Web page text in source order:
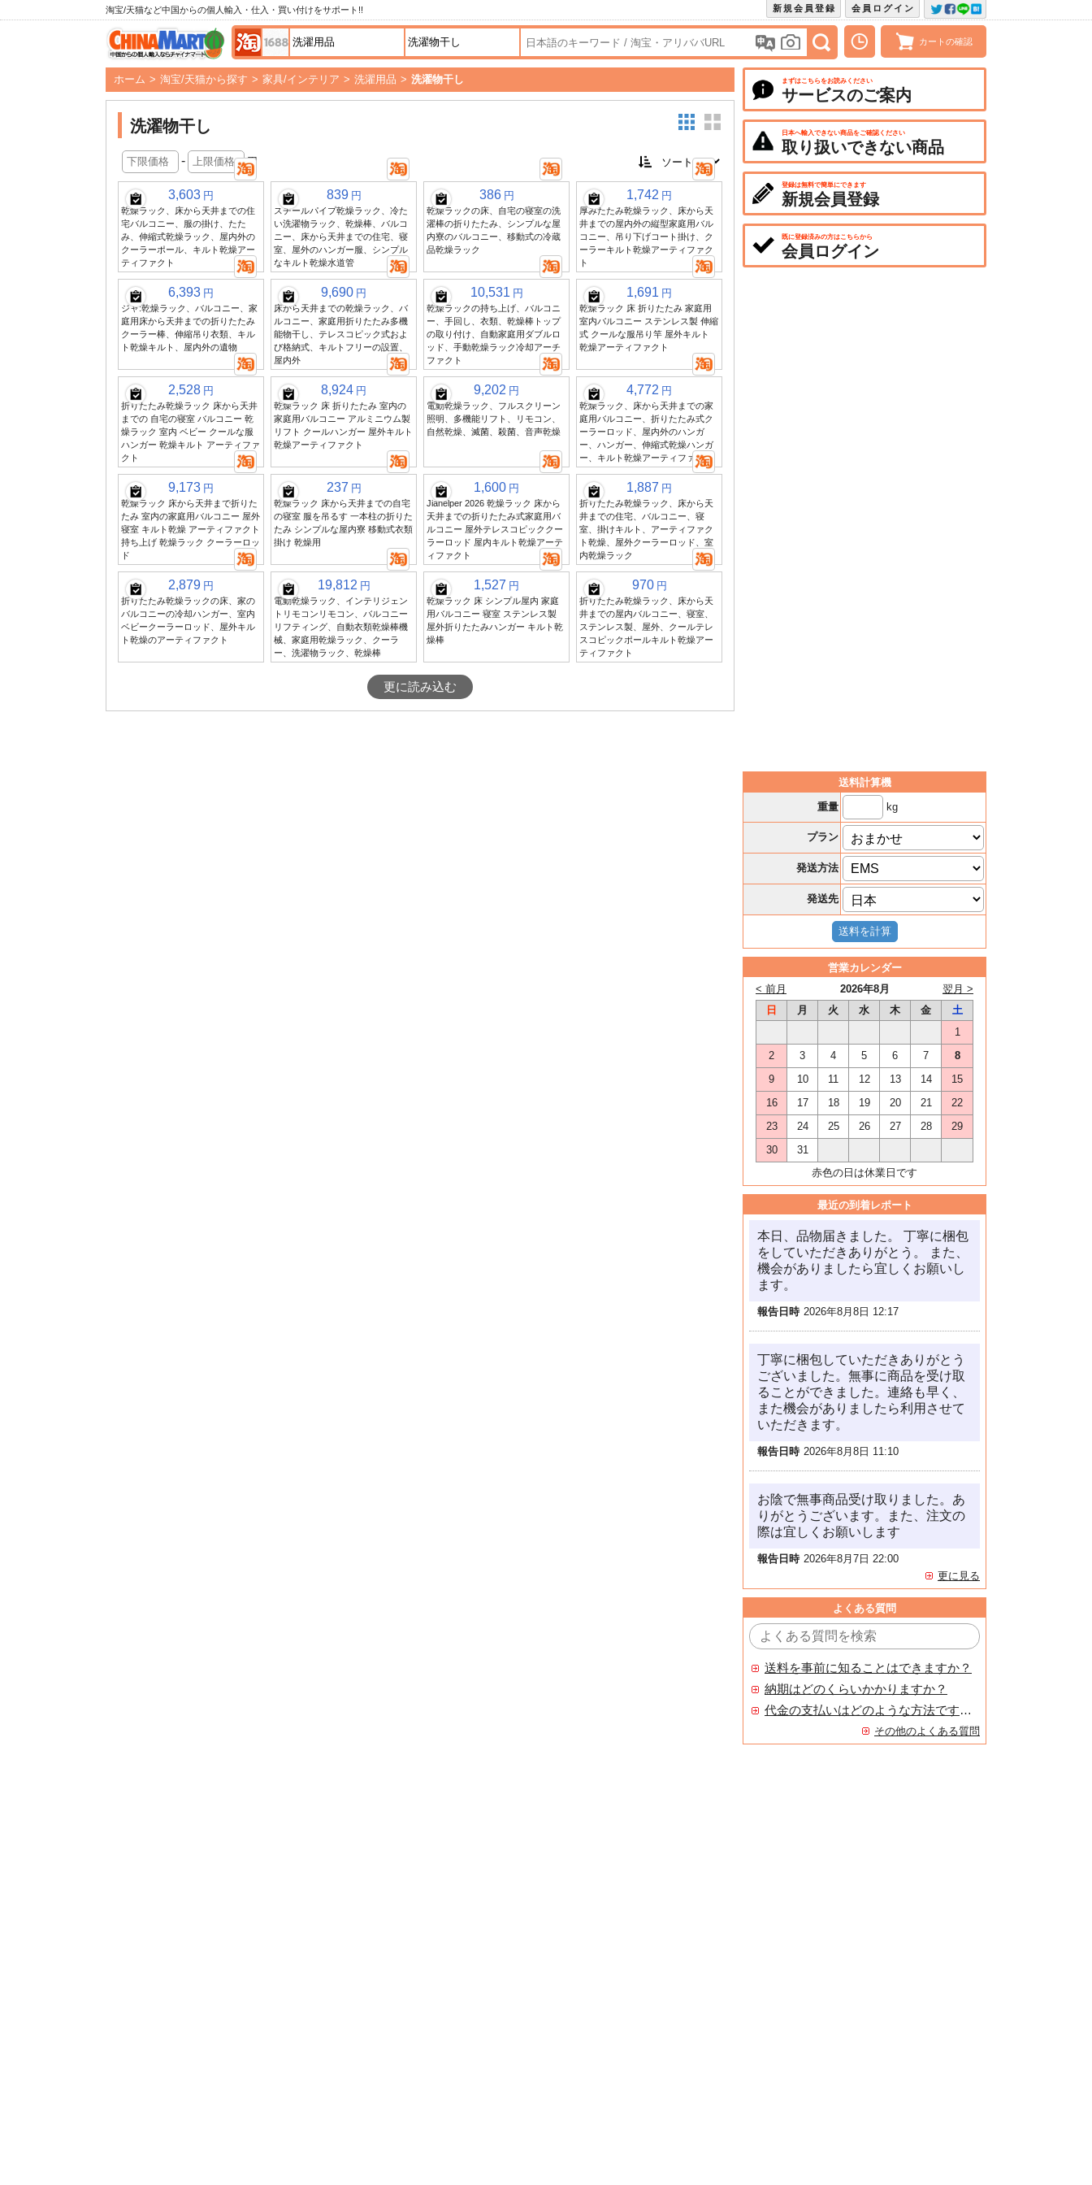
淘宝/天猫など中国からの個人輸入・仕入・買い付けをサポート!! 会員ログイン
新規会員登録
カートの確認
ホーム > 淘宝/天猫から探す > 家具/インテリア > 洗濯用品 > 洗濯物干し
洗濯物干し
- 円
3,603 円
乾燥ラック、床から天井までの住
宅バルコニー、服の掛け、たた
み、伸縮式乾燥ラック、屋内外の
クーラーポール、キルト乾燥アー
ティファクト
839 円
スチールパイプ乾燥ラック、冷た
い洗濯物ラック、乾燥棒、バルコ
ニー、床から天井までの住宅、寝
室、屋外のハンガー服、シンプル
なキルト乾燥水道管
386 円
乾燥ラックの床、自宅の寝室の洗
濯棒の折りたたみ、シンプルな屋
内寮のバルコニー、移動式の冷蔵
品乾燥ラック
1,742 円
厚みたたみ乾燥ラック、床から天
井までの屋内外の縦型家庭用バル
コニー、吊り下げコート掛け、ク
ーラーキルト乾燥アーティファク
ト
6,393 円
ジャ:乾燥ラック、バルコニー、家
庭用床から天井までの折りたたみ
クーラー棒、伸縮吊り衣類、キル
ト乾燥キルト、屋内外の遺物
9,690 円
床から天井までの乾燥ラック、バ
ルコニー、家庭用折りたたみ多機
能物干し、テレスコピック式およ
び格納式、キルトフリーの設置、
屋内外
10,531 円
乾燥ラックの持ち上げ、バルコニ
ー、手回し、衣類、乾燥棒トップ
の取り付け、自動家庭用ダブルロ
ッド、手動乾燥ラック冷却アーチ
ファクト
1,691 円
乾燥ラック 床 折りたたみ 家庭用
室内バルコニー ステンレス製 伸縮
式 クールな服吊り竿 屋外キルト
乾燥アーティファクト
2,528 円
折りたたみ乾燥ラック 床から天井
までの 自宅の寝室 バルコニー 乾
燥ラック 室内 ベビー クールな服
ハンガー 乾燥キルト アーティファ
クト
8,924 円
乾燥ラック 床 折りたたみ 室内の
家庭用バルコニー アルミニウム製
リフト クールハンガー 屋外キルト
乾燥アーティファクト
9,202 円
電動乾燥ラック、フルスクリーン
照明、多機能リフト、リモコン、
自然乾燥、滅菌、殺菌、音声乾燥
4,772 円
乾燥ラック、床から天井までの家
庭用バルコニー、折りたたみ式ク
ーラーロッド、屋内外のハンガ
ー、ハンガー、伸縮式乾燥ハンガ
ー、キルト乾燥アーティファクト
9,173 円
乾燥ラック 床から天井まで折りた
たみ 室内の家庭用バルコニー 屋外
寝室 キルト乾燥 アーティファクト
持ち上げ 乾燥ラック クーラーロッ
ド
237 円
乾燥ラック 床から天井までの自宅
の寝室 服を吊るす 一本柱の折りた
たみ シンプルな屋内寮 移動式衣類
掛け 乾燥用
1,600 円
Jiahelper 2026 乾燥ラック 床から
天井までの折りたたみ式家庭用バ
ルコニー 屋外テレスコピッククー
ラーロッド 屋内キルト乾燥アーテ
ィファクト
1,887 円
折りたたみ乾燥ラック、床から天
井までの住宅、バルコニー、寝
室、掛けキルト、アーティファク
ト乾燥、屋外クーラーロッド、室
内乾燥ラック
2,879 円
折りたたみ乾燥ラックの床、家の
バルコニーの冷却ハンガー、室内
ベビークーラーロッド、屋外キル
ト乾燥のアーティファクト
19,812 円
電動乾燥ラック、インテリジェン
トリモコンリモコン、バルコニー
リフティング、自動衣類乾燥棒機
械、家庭用乾燥ラック、クーラ
ー、洗濯物ラック、乾燥棒
1,527 円
乾燥ラック 床 シンプル屋内 家庭
用バルコニー 寝室 ステンレス製
屋外折りたたみハンガー キルト乾
燥棒
970 円
折りたたみ乾燥ラック、床から天
井までの屋内バルコニー、寝室、
ステンレス製、屋外、クールテレ
スコピックポールキルト乾燥アー
ティファクト
更に読み込む
まずはこちらをお読みください
サービスのご案内
日本へ輸入できない商品をご確認ください
取り扱いできない商品
登録は無料で簡単にできます
新規会員登録
既に登録済みの方はこちらから
会員ログイン
送料計算機
重量
kg
プラン
発送方法
発送先
営業カレンダー
2026年8月
< 前月
翌月 >
日
月 火 水 木 金
土
1
2
3 4 5 6 7
8
9
10 11 12 13 14
15
16
17 18 19 20 21
22
23
24 25 26 27 28
29
30
31
赤色の日は休業日です
最近の到着レポート
本日、品物届きました。 丁寧に梱包
をしていただきありがとう。 また、
機会がありましたら宜しくお願いし
ます。
報告日時 2026年8月8日 12:17
丁寧に梱包していただきありがとう
ございました。無事に商品を受け取
ることができました。連絡も早く、
また機会がありましたら利用させて
いただきます。
報告日時 2026年8月8日 11:10
お陰で無事商品受け取りました。あ
りがとうございます。また、注文の
際は宜しくお願いします
報告日時 2026年8月7日 22:00
更に見る
よくある質問
送料を事前に知ることはできますか？
納期はどのくらいかかりますか？
代金の支払いはどのような方法ですか？
その他のよくある質問